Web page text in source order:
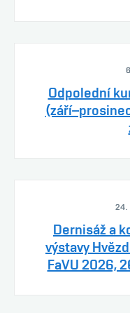
Odpolední
24.
Dernisáž a
výstavy
FaVU 2026,